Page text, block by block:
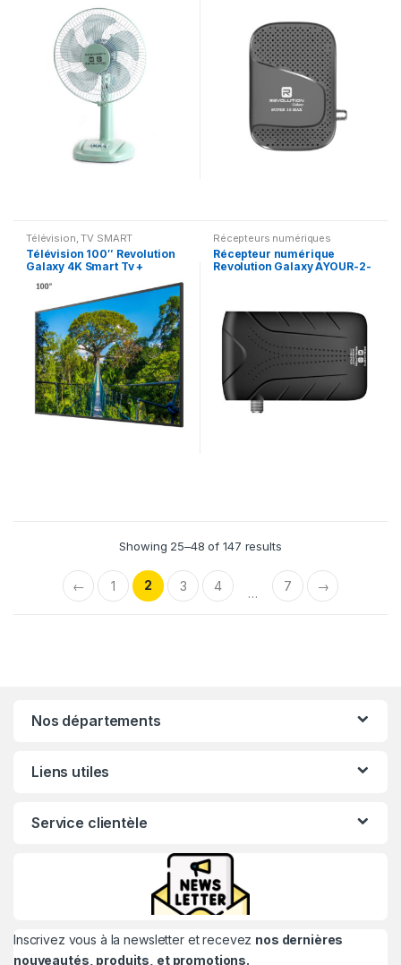
Télévision ,TV SMART
Télévision 100″ Revolution
Galaxy 4K Smart Tv +
Récepteurs numériques
Récepteur numérique
Revolution Galaxy AYOUR-2-
Showing 25–48 of 147 results
← 1 2 3 4 … 7 →
Nos départements
Liens utiles
Service clientèle
Inscrivez vous à la newsletter et recevez nos dernières
nouveautés, produits, et promotions.